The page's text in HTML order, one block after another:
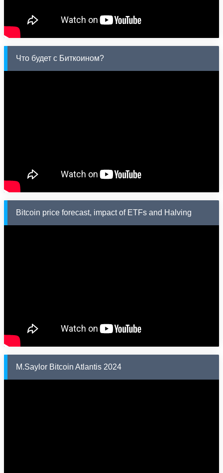
Что будет с Биткоином?
Bitcoin price forecast, impact of ETFs and Halving
M.Saylor Bitcoin Atlantis 2024